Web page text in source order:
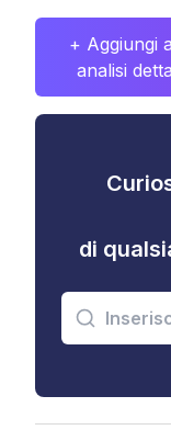
+ Aggiungi
analisi
di